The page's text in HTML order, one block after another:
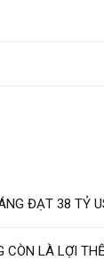
ĐẠT 38 TỶ
CÒN LÀ LỢI